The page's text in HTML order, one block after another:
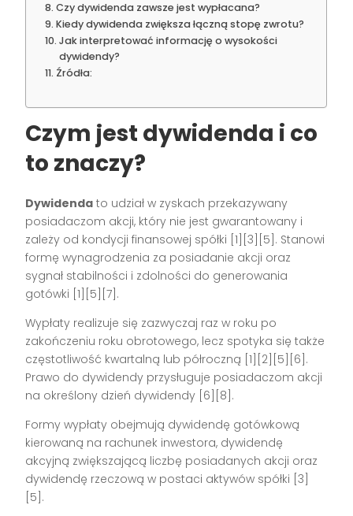
Czy dywidenda zawsze jest wypłacana?
Kiedy dywidenda zwiększa łączną stopę zwrotu?
Jak interpretować informację o wysokości
dywidendy?
Źródła:
Czym jest dywidenda i co
to znaczy?
Dywidenda to udział w zyskach przekazywany
posiadaczom akcji, który nie jest gwarantowany i
zależy od kondycji finansowej spółki [1][3][5]. Stanowi
formę wynagrodzenia za posiadanie akcji oraz
sygnał stabilności i zdolności do generowania
gotówki [1][5][7].
Wypłaty realizuje się zazwyczaj raz w roku po
zakończeniu roku obrotowego, lecz spotyka się także
częstotliwość kwartalną lub półroczną [1][2][5][6].
Prawo do dywidendy przysługuje posiadaczom akcji
na określony dzień dywidendy [6][8].
Formy wypłaty obejmują dywidendę gotówkową
kierowaną na rachunek inwestora, dywidendę
akcyjną zwiększającą liczbę posiadanych akcji oraz
dywidendę rzeczową w postaci aktywów spółki [3]
[5].